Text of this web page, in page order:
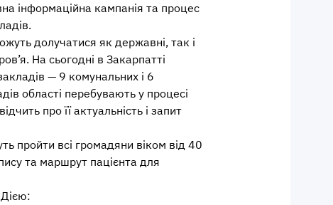
інформаційна кампанія та процес
долучатися як державні, так і
На сьогодні в Закарпатті
— 9 комунальних і 6
області перебувають у процесі
про її актуальність і запит
пройти всі громадяни віком від 40
та маршрут пацієнта для